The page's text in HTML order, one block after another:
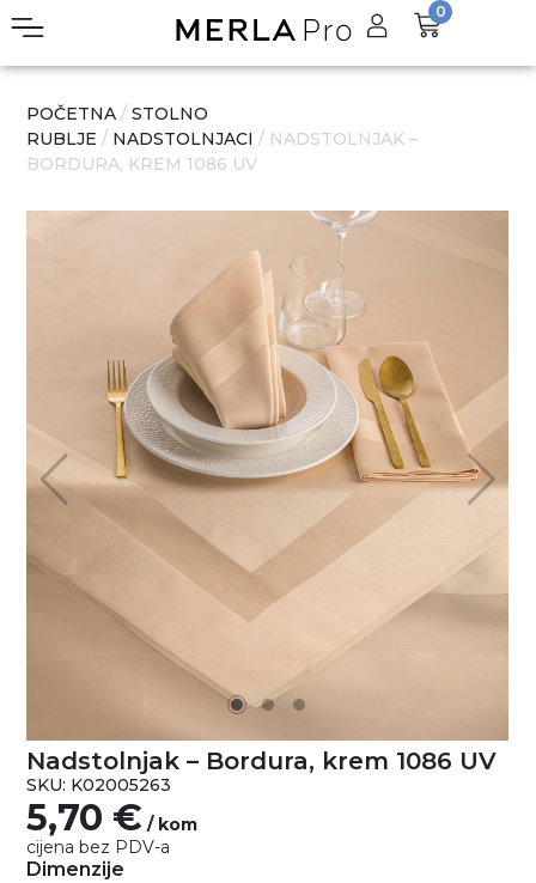
0
POČETNA /STOLNO
RUBLJE / NADSTOLNJACI / NADSTOLNJAK –
BORDURA, KREM 1086 UV
Nadstolnjak – Bordura, krem 1086 UV
SKU: K02005263
5,70 € / kom
cijena bez PDV-a
Dimenzije